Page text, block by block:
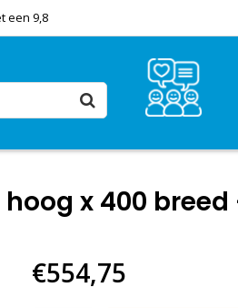
een 9,8
x 400 breed
€554,75